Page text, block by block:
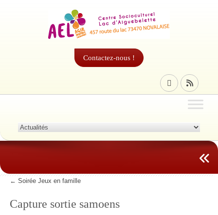
Contactez-nous !
← Soirée Jeux en famille
Capture sortie samoens